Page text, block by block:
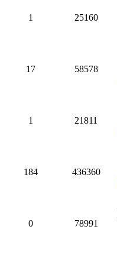
1 25160
17 58578
1 21811
184 436360
0 78991